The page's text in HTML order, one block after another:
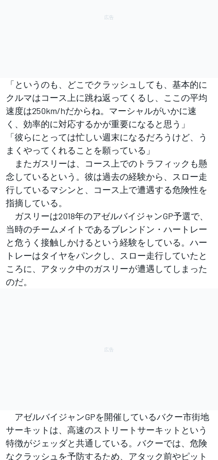
「というのも、どこでクラッシュしても、基本的に
クルマはコース上に跳ね返ってくるし、ここの平均
速度は250km/hだからね。マーシャルがいかに速
く、効率的に対応するかが重要になると思う」
「彼らにとっては忙しい週末になるだろうけど、う
まくやってくれることを願っている」
またガスリーは、コース上でのトラフィックも懸
念しているという。彼は過去の経験から、スロー走
行しているマシンと、コース上で遭遇する危険性を
指摘している。
ガスリーは2018年のアゼルバイジャンGP予選で、
当時のチームメイトであるブレンドン・ハートレー
と危うく接触しかけるという経験をしている。ハー
トレーはタイヤをパンクし、スロー走行していたと
ころに、アタック中のガスリーが遭遇してしまった
のだ。
アゼルバイジャンGPを開催しているバクー市街地
サーキットは、高速のストリートサーキットという
特徴がジェッダと共通している。バクーでは、危険
なクラッシュを予防するため、アタック前やピット